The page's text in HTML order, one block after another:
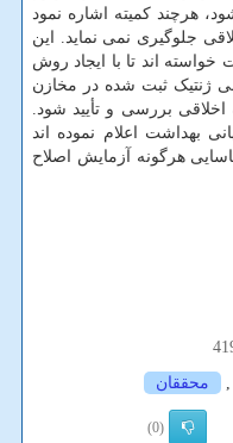
هرچند کمیته اشاره نمود
جلوگیری نمی نماید. این
اند تا با ایجاد روش
ژنتیک ثبت شده در مخازن
بررسی و تأیید شود.
بهداشت اعلام نموده اند
هرگونه آزمایش اصلاح
, محققان
(0)